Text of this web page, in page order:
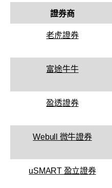
證券商
老虎證券
富途牛牛
盈透證券
Webull 微牛證券
uSMART 盈立證券